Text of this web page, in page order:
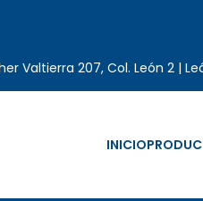
Valtierra 207, Col. León 2 |
INICIO